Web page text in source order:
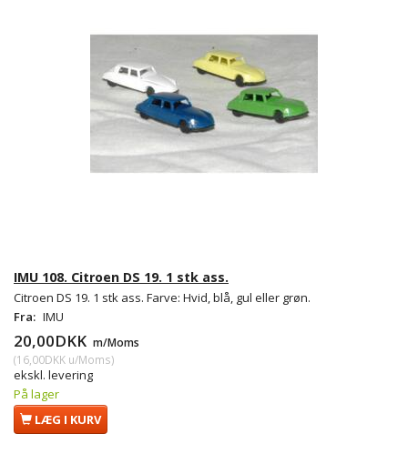
IMU 108. Citroen DS 19. 1 stk ass.
Citroen DS 19. 1 stk ass. Farve: Hvid, blå, gul eller grøn.
Fra: IMU
20,00DKK m/Moms
(16,00DKK u/Moms)
ekskl. levering
På lager
LÆG I KURV